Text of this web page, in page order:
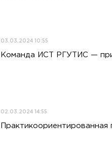
03.03.2024 10:55
Команда ИСТ РГУТИС —
02.03.2024 14:55